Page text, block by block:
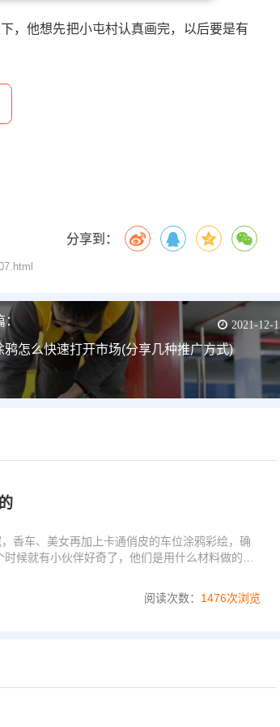
，他想先把小屯村认真画完，以后要是有
分享到：
： 2021-12-
鸦怎么快速打开市场(分享几种推广方式)
香车、美女再加上卡通俏皮的车位涂鸦彩绘，确
候就有小伙伴好奇了，他们是用什么材料做的
阅读次数： 1476次浏览